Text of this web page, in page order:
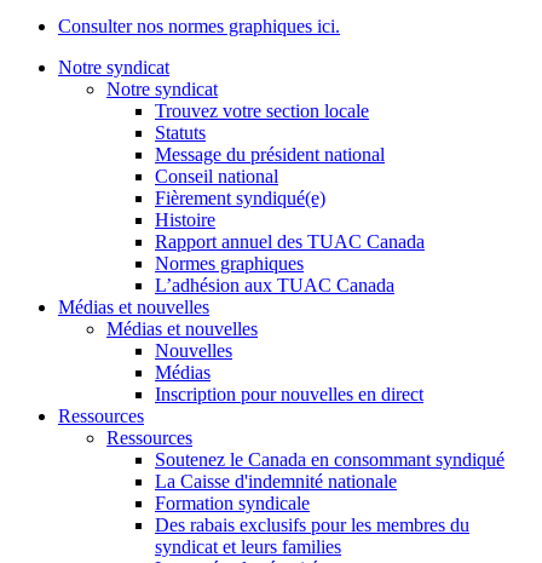
Consulter nos normes graphiques ici.
Notre syndicat
Notre syndicat
Trouvez votre section locale
Statuts
Message du président national
Conseil national
Fièrement syndiqué(e)
Histoire
Rapport annuel des TUAC Canada
Normes graphiques
L’adhésion aux TUAC Canada
Médias et nouvelles
Médias et nouvelles
Nouvelles
Médias
Inscription pour nouvelles en direct
Ressources
Ressources
Soutenez le Canada en consommant syndiqué
La Caisse d'indemnité nationale
Formation syndicale
Des rabais exclusifs pour les membres du
syndicat et leurs families